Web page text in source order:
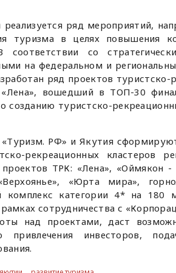
реализуется ряд мероприятий,
туризма в целях повышения
соответствии со
на федеральном и
ряд проектов
вошедший в ТОП-30
созданию туристско-
РФ» и Якутия
рекреационных кластеров
ТРК: «Лена», «Оймякон -
«Юрта мира»,
комплекс категории 4* на 180
сотрудничества с
над проектами, даст
привлечения инвесторов,